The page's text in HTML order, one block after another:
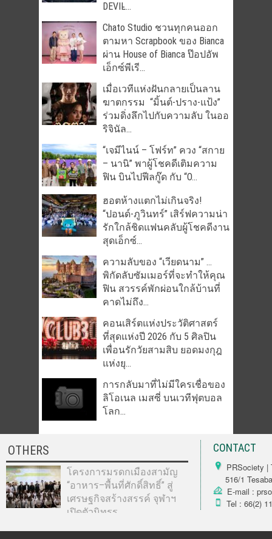
DEVIL̵...
Chato Studio ชวนทุกคนออก
ตามหา Scrapbook ของ Bianca
ผ่าน House of Bianca ป๊อปอัพ
เอ็กซ์พีเรี...
เมื่อเวทีแห่งฝันกลายเป็นลาน
ฆาตกรรม “มิ้นต์-ปราง-แป้ง”
ร่วมดิ่งลึกไปกับความลับ ในออ
ริจินัล...
“เจมีไนน์ – โฟร์ท” ควง “สกาย
– นานิ” พาผู้โชคดีเติมความ
ฟิน บินไปฟีลกู๊ด กับ “O...
ฮอตห้างแตกไม่เกินจริง!
“ปอนด์-ภูวินทร์” เสิร์ฟความน่า
รักใกล้ชิดแฟนคลับผู้โชคดีงาน
สุดเอ็กซ์...
ความลับของ “เวียดนาม” …
พิกัดลับซัมเมอร์ที่จะทำให้คุณ
ฟิน สวรรค์พักผ่อนใกล้บ้านที่
คาดไม่ถึง...
คอนเสิร์ตแห่งประวัติศาสตร์
ที่สุดแห่งปี 2026 กับ 5 ศิลปิน
เพื่อนรักวัยสามสิบ ยอดมงกุฎ
แห่งยุ...
การกลับมาที่ไม่มีใครเชื่อของ
ลิโอเนล เมสซี่ บนเวทีฟุตบอล
โลก...
OTHERS
โครงการมรดกเมืองสามัญ
“อาหาร–พื้นที่ศักดิ์สิทธิ์” สู่
เศรษฐกิจสร้างสรรค์ จุฬาฯ
เปิดตัวนิทรร...
CONTACT
PRSociety |
516/1
E-mail :
Tel : 66(2)